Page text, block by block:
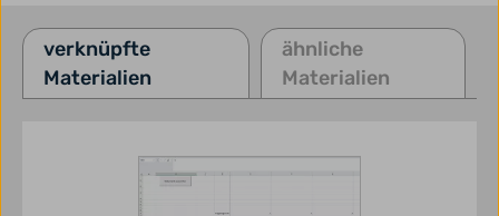
verknüpfte
Materialien
ähnliche
Materialien